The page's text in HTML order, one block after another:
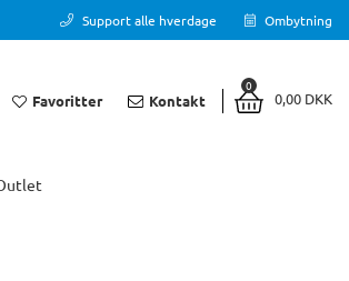
Support alle hverdage Ombytning
Favoritter Kontakt
0
0,00 DKK